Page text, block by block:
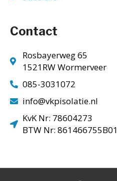
Contact
Rosbayerweg 65
1521RW Wormerveer
085-3031072
info@vkpisolatie.nl
KvK Nr: 78604273
BTW Nr: 861466755B01